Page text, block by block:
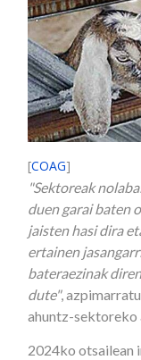
[COAG]
"Sektoreak
duen garai baten
jaisten hasi dira
ertainen
bateraezinak
dute",
ahuntz-sektoreko
2024ko otsailean